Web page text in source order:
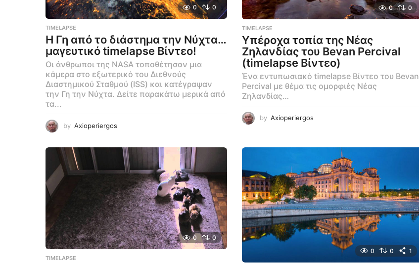
0 0
TIMELAPSE
Η Γη από το διάστημα την Νύχτα…
μαγευτικό timelapse Βίντεο!
Οι άνθρωποι της NASA τοποθέτησαν μια
κάμερα στο εξωτερικό του Διεθνούς
Διαστημικού Σταθμού (ISS) και κατέγραψαν
την Γη την Νύχτα. Δείτε παρακάτω μερικά από
τα...
by Axioperiergos
0 0
TIMELAPSE
Υπέροχα τοπία της Νέας
Ζηλανδίας του Bevan Percival
(timelapse Βίντεο)
Ένα εντυπωσιακό timelapse Βίντεο του Bevan
Percival με θέμα τις ομορφιές Νέας
Ζηλανδίας…
by Axioperiergos
0 0
TIMELAPSE
0 0 1